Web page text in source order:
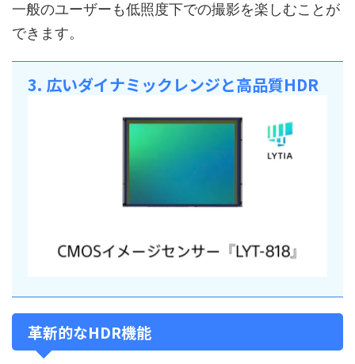
一般のユーザーも低照度下での撮影を楽しむことが
できます。
3. 広いダイナミックレンジと高品質HDR
革新的なHDR機能